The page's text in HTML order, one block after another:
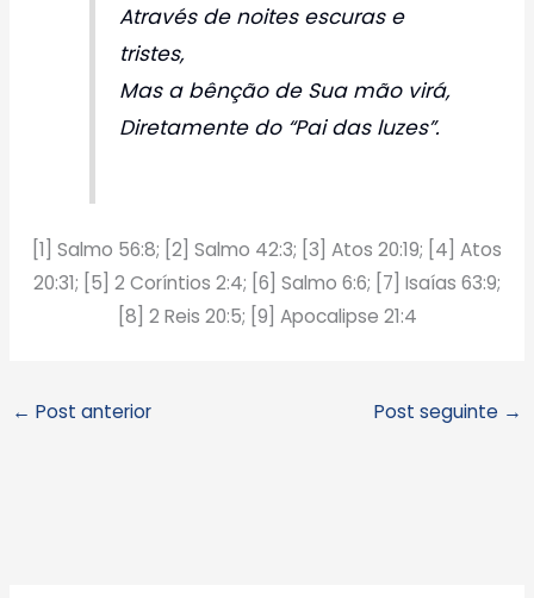
Através de noites escuras e
tristes,
Mas a bênção de Sua mão virá,
Diretamente do “Pai das luzes”.
[1] Salmo 56:8; [2] Salmo 42:3; [3] Atos 20:19; [4] Atos
20:31; [5] 2 Coríntios 2:4; [6] Salmo 6:6; [7] Isaías 63:9;
[8] 2 Reis 20:5; [9] Apocalipse 21:4
← Post anterior Post seguinte →